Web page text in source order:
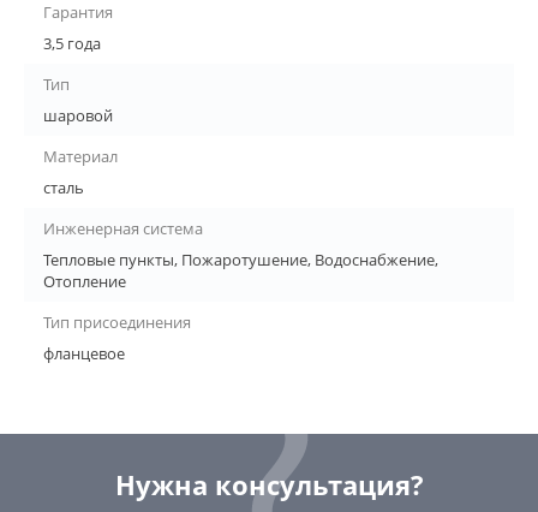
Гарантия
3,5 года
Тип
шаровой
Материал
сталь
Инженерная система
Тепловые пункты, Пожаротушение, Водоснабжение,
Отопление
Тип присоединения
фланцевое
Нужна консультация?